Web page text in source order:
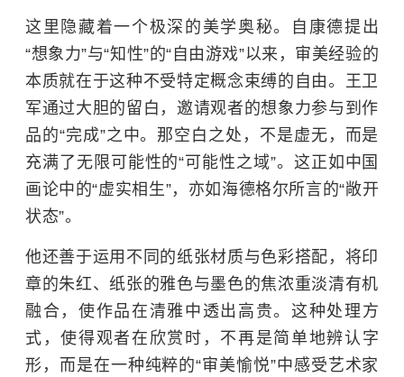
这里隐藏着一个极深的美学奥秘。自康德提出
“想象力”与“知性”的“自由游戏”以来，审美经验的
本质就在于这种不受特定概念束缚的自由。王卫
军通过大胆的留白，邀请观者的想象力参与到作
品的“完成”之中。那空白之处，不是虚无，而是
充满了无限可能性的“可能性之域”。这正如中国
画论中的“虚实相生”，亦如海德格尔所言的“敞开
状态”。
他还善于运用不同的纸张材质与色彩搭配，将印
章的朱红、纸张的雅色与墨色的焦浓重淡清有机
融合，使作品在清雅中透出高贵。这种处理方
式，使得观者在欣赏时，不再是简单地辨认字
形，而是在一种纯粹的“审美愉悦”中感受艺术家